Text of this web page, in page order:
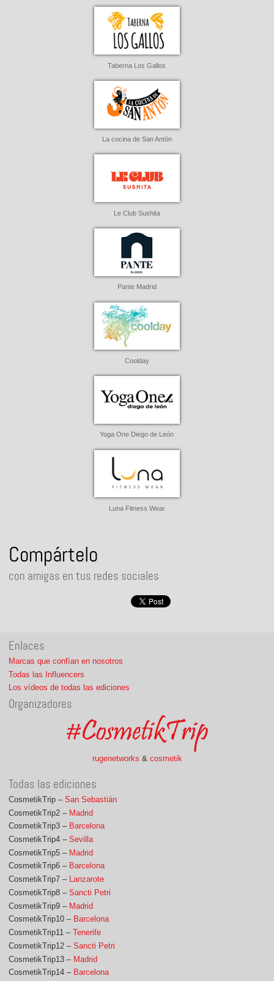
Taberna Los Gallos
La cocina de San Antón
Le Club Sushita
Pante Madrid
Coolday
Yoga One Diego de León
Luna Fitness Wear
Compártelo
con amigas en tus redes sociales
Enlaces
Marcas que confían en nosotros
Todas las Influencers
Los vídeos de todas las ediciones
Organizadores
rugenetworks & cosmetik
Todas las ediciones
CosmetikTrip –San Sebastián
CosmetikTrip2 – Madrid
CosmetikTrip3 – Barcelona
CosmetikTrip4 –Sevilla
CosmetikTrip5 – Madrid
CosmetikTrip6 – Barcelona
CosmetikTrip7 – Lanzarote
CosmetikTrip8 –Sancti Petri
CosmetikTrip9 – Madrid
CosmetikTrip10 – Barcelona
CosmetikTrip11 –Tenerife
CosmetikTrip12 –Sancti Petri
CosmetikTrip13 – Madrid
CosmetikTrip14 – Barcelona